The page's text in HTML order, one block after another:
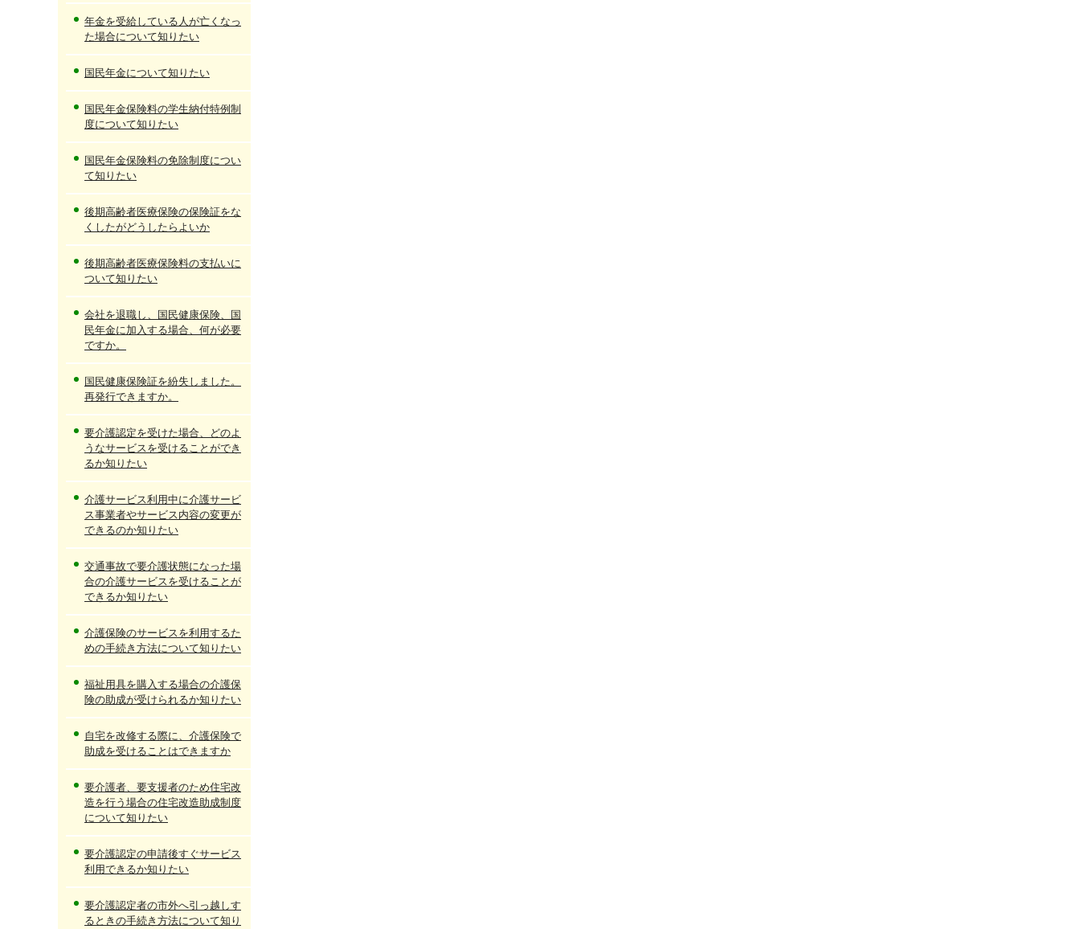
年金を受給している人が亡くなっ
た場合について知りたい
国民年金について知りたい
国民年金保険料の学生納付特例制
度について知りたい
国民年金保険料の免除制度につい
て知りたい
後期高齢者医療保険の保険証をな
くしたがどうしたらよいか
後期高齢者医療保険料の支払いに
ついて知りたい
会社を退職し、国民健康保険、国
民年金に加入する場合、何が必要
ですか。
国民健康保険証を紛失しました。
再発行できますか。
要介護認定を受けた場合、どのよ
うなサービスを受けることができ
るか知りたい
介護サービス利用中に介護サービ
ス事業者やサービス内容の変更が
できるのか知りたい
交通事故で要介護状態になった場
合の介護サービスを受けることが
できるか知りたい
介護保険のサービスを利用するた
めの手続き方法について知りたい
福祉用具を購入する場合の介護保
険の助成が受けられるか知りたい
自宅を改修する際に、介護保険で
助成を受けることはできますか
要介護者、要支援者のため住宅改
造を行う場合の住宅改造助成制度
について知りたい
要介護認定の申請後すぐサービス
利用できるか知りたい
要介護認定者の市外へ引っ越しす
るときの手続き方法について知り